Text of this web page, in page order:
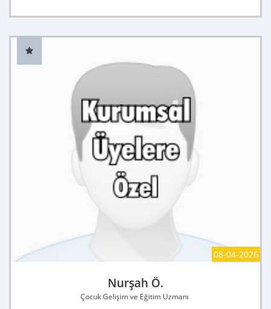
08-04-2026
Nurşah Ö.
Çocuk Gelişim ve Eğitim Uzmanı